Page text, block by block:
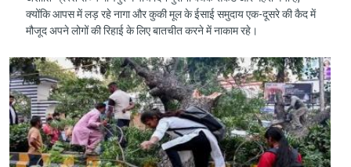
क्योंकि आपस में लड़ रहे नागा और कुकी मूल के ईसाई समुदाय एक-दूसरे की कैद में
मौजूद अपने लोगों की रिहाई के लिए बातचीत करने में नाकाम रहे।